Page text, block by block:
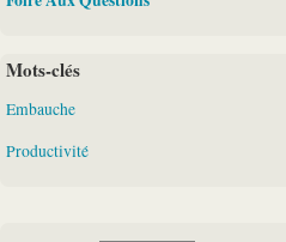
Mots-clés
Embauche
Productivité